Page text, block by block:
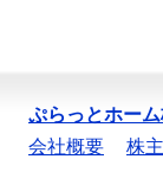
ぷらっとホー
会社概要
株